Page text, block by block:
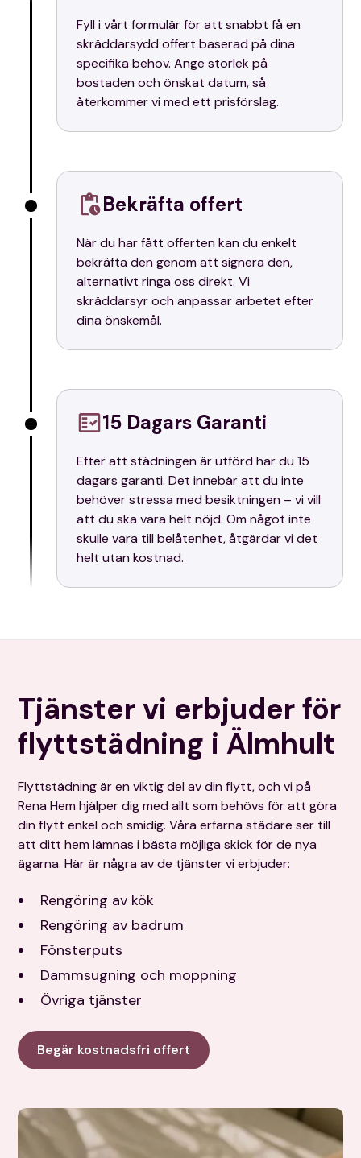
Fyll i vårt formulär för att snabbt få en
skräddarsydd offert baserad på dina
specifika behov. Ange storlek på
bostaden och önskat datum, så
återkommer vi med ett prisförslag.
Bekräfta offert
När du har fått offerten kan du enkelt
bekräfta den genom att signera den,
alternativt ringa oss direkt. Vi
skräddarsyr och anpassar arbetet efter
dina önskemål.
15 Dagars Garanti
Efter att städningen är utförd har du 15
dagars garanti. Det innebär att du inte
behöver stressa med besiktningen – vi vill
att du ska vara helt nöjd. Om något inte
skulle vara till belåtenhet, åtgärdar vi det
helt utan kostnad.
Tjänster vi erbjuder för
flyttstädning i Älmhult
Flyttstädning är en viktig del av din flytt, och vi på
Rena Hem hjälper dig med allt som behövs för att göra
din flytt enkel och smidig. Våra erfarna städare ser till
att ditt hem lämnas i bästa möjliga skick för de nya
ägarna. Här är några av de tjänster vi erbjuder:
Rengöring av kök
Rengöring av badrum
Fönsterputs
Dammsugning och moppning
Övriga tjänster
Begär kostnadsfri offert